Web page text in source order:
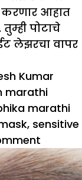
करणार आहात
पोटाचे
लेझरचा वापर
Kumar
marathi
marathi
, sensitive
सौंदर्य
समस्या